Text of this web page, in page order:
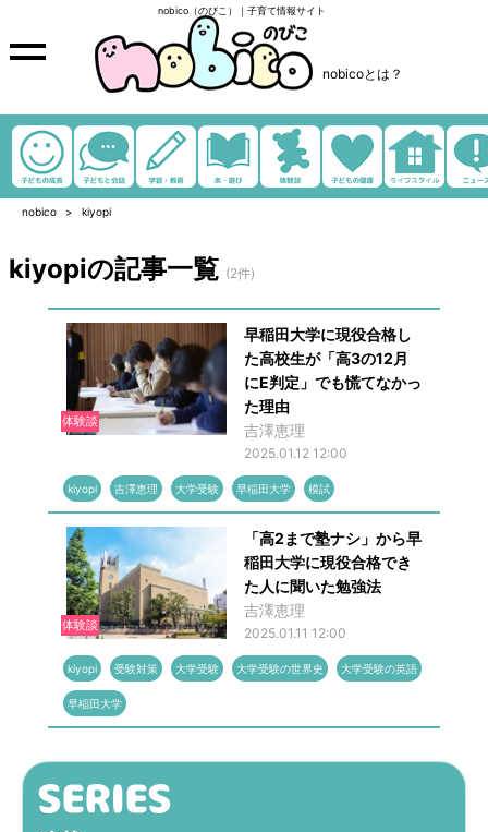
nobico（のびこ）｜子育て情報サイト
nobicoとは？
nobico kiyopi
kiyopiの記事一覧 (2件)
体験談
早稲田大学に現役合格し
た高校生が「高3の12月
にE判定」でも慌てなかっ
た理由
吉澤恵理
2025.01.12 12:00
kiyopi 吉澤恵理 大学受験 早稲田大学 模試
体験談
「高2まで塾ナシ」から早
稲田大学に現役合格でき
た人に聞いた勉強法
吉澤恵理
2025.01.11 12:00
kiyopi 受験対策 大学受験 大学受験の世界史 大学受験の英語
早稲田大学